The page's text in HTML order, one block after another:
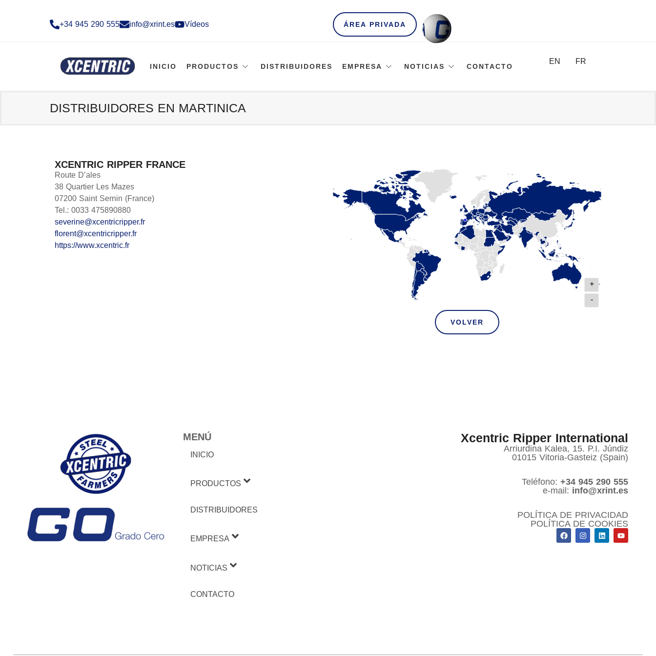
+34 945 290 555​ info@xrint.es Vídeos ÁREA PRIVADA
INICIO PRODUCTOS DISTRIBUIDORES EMPRESA NOTICIAS CONTACTO
EN FR
DISTRIBUIDORES EN MARTINICA
XCENTRIC RIPPER FRANCE
Route D’ales
38 Quartier Les Mazes
07200 Saint Sernin (France)
Tel.: 0033 475890880
severine@xcentricripper.fr
florent@xcentricripper.fr
https://www.xcentric.fr
+
-
VOLVER
MENÚ
INICIO
PRODUCTOS
DISTRIBUIDORES
EMPRESA
NOTICIAS
CONTACTO
Xcentric Ripper International
Arriurdina Kalea, 15. P.I. Júndiz
01015 Vitoria-Gasteiz (Spain)
Teléfono: +34 945 290 555
e-mail: info@xrint.es
POLÍTICA DE PRIVACIDAD
POLÍTICA DE COOKIES